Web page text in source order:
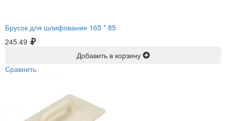
Брусок для шлифования 165 * 85
245.49
Добавить в корзину
Сравнить